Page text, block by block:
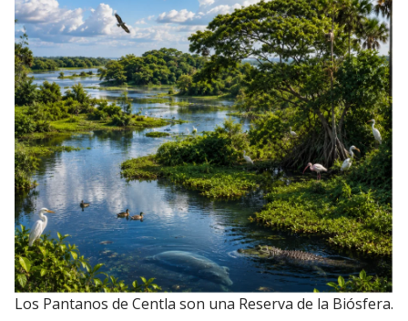
Los Pantanos de Centla son una Reserva de la Biósfera.